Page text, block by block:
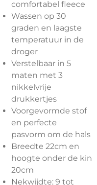
comfortabel fleece
Wassen op 30
graden en laagste
temperatuur in de
droger
Verstelbaar in 5
maten met 3
nikkelvrije
drukkertjes
Voorgevormde stof
en perfecte
pasvorm om de hals
Breedte 22cm en
hoogte onder de kin
20cm
Nekwijdte: 9 tot